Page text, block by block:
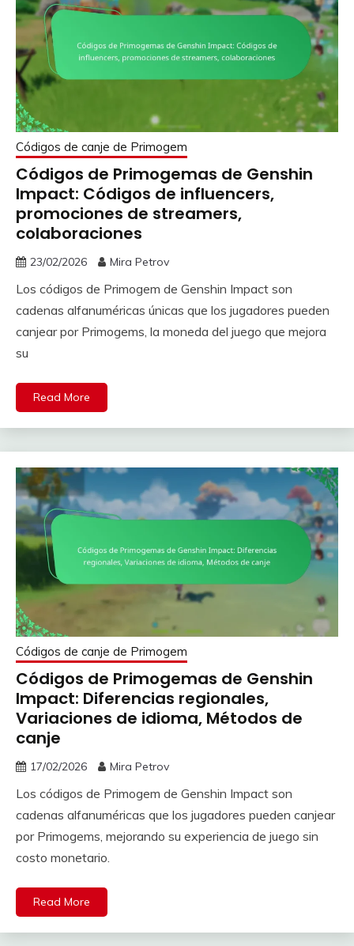
Códigos de canje de Primogem
Códigos de Primogemas de Genshin
Impact: Códigos de influencers,
promociones de streamers,
colaboraciones
23/02/2026 Mira Petrov
Los códigos de Primogem de Genshin Impact son
cadenas alfanuméricas únicas que los jugadores pueden
canjear por Primogems, la moneda del juego que mejora
su
Read More
Códigos de canje de Primogem
Códigos de Primogemas de Genshin
Impact: Diferencias regionales,
Variaciones de idioma, Métodos de
canje
17/02/2026 Mira Petrov
Los códigos de Primogem de Genshin Impact son
cadenas alfanuméricas que los jugadores pueden canjear
por Primogems, mejorando su experiencia de juego sin
costo monetario.
Read More